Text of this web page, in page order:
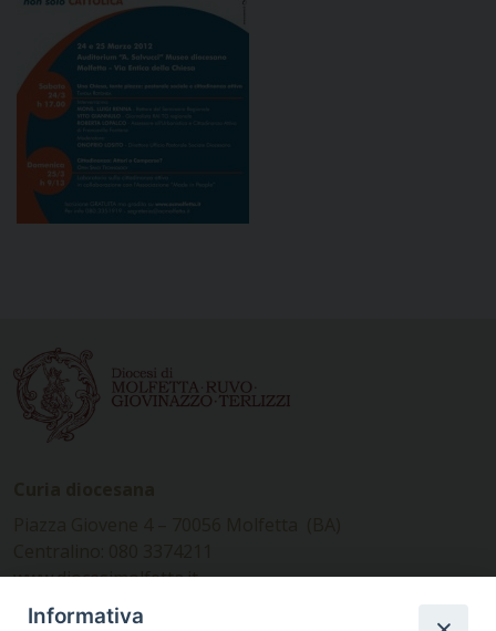
www.diocesimolfetta.it –
diocesimolfetta@pec.chiesacattolica.it
Informativa